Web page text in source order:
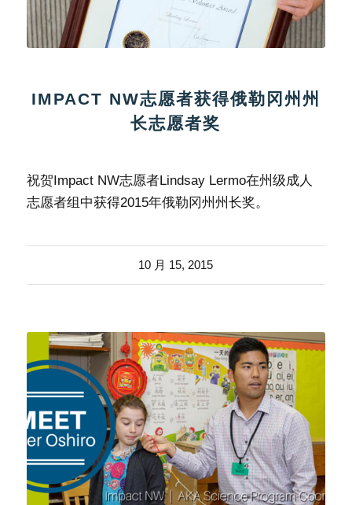
IMPACT NW志愿者获得俄勒冈州州
长志愿者奖
祝贺Impact NW志愿者Lindsay Lermo在州级成人
志愿者组中获得2015年俄勒冈州州长奖。
10 月 15, 2015